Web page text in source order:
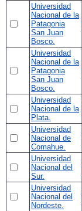
Universidad
Nacional de la
Patagonia
San Juan
Bosco.
Universidad
Nacional de la
Patagonia
San Juan
Bosco.
Universidad
Nacional de la
Plata.
Universidad
Nacional de
Comahue.
Universidad
Nacional del
Sur.
Universidad
Nacional del
Nordeste.